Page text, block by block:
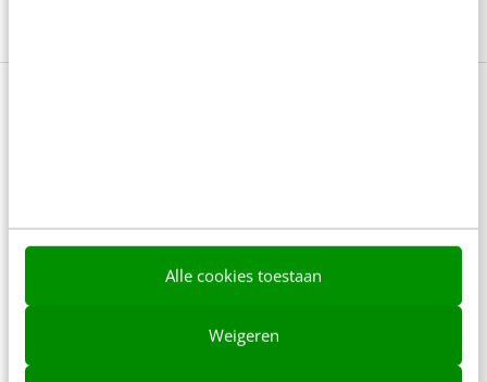
Alle cookies toestaan
Weigeren
Het meest vergeten hoofdstuk van je
brandbook (en waarom het juist nu belangrijk
Reflecteer met AI: 5 vragen die je een betere